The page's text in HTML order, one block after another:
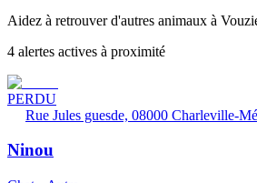
Aidez à retrouver d'autres animaux à
4 alertes actives à proximité
PERDU
Rue Jules guesde, 08000 Charleville-
Ninou